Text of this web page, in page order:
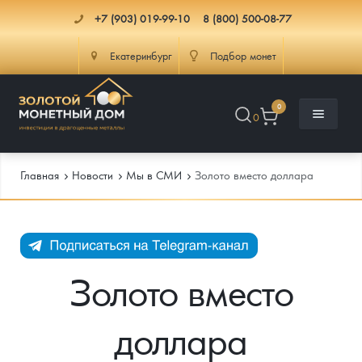
+7 (903) 019-99-10 8 (800) 500-08-77
Екатеринбург Подбор монет
0
0
Каталог
Инвестиционные монеты
Монеты Россия и СССР
Памятные и старинные монеты
Как сделать заказ
Главная Новости Мы в СМИ Золото вместо доллара
Золото вместо
доллара